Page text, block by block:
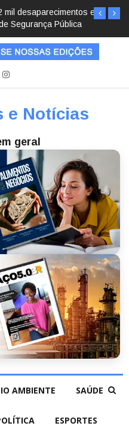
mil desaparecimentos em
Segurança Pública
e Notícias
geral
AMBIENTE SAÚDE
ESPORTES